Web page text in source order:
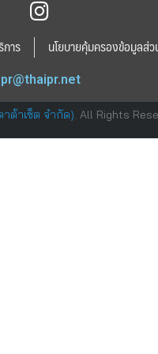
การ นโยบายคุ้มครองข้อมูลส่
pr@thaipr.net
ต้าเซ็ต จำกัด). All Rights